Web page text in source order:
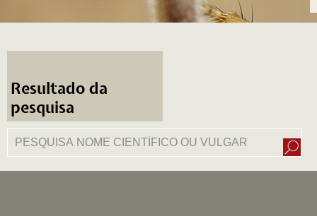
Resultado da
pesquisa